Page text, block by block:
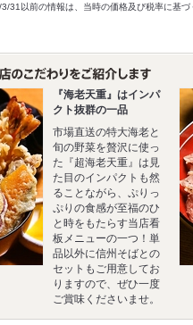
31以前の情報は、当時の価格及び税率に基づ
『海老天重』はインパ
クト抜群の一品
市場直送の特大海老と
旬の野菜を贅沢に使っ
た『超海老天重』は見
た目のインパクトも然
ることながら、ぷりっ
ぷりの食感が至福のひ
と時をもたらす当店看
板メニューの一つ！単
品以外に信州そばとの
セットもご用意してお
りますので、ぜひ一度
ご賞味くださいませ。